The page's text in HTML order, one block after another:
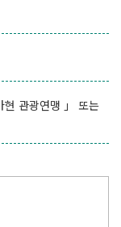
현 관광연맹 」 또는